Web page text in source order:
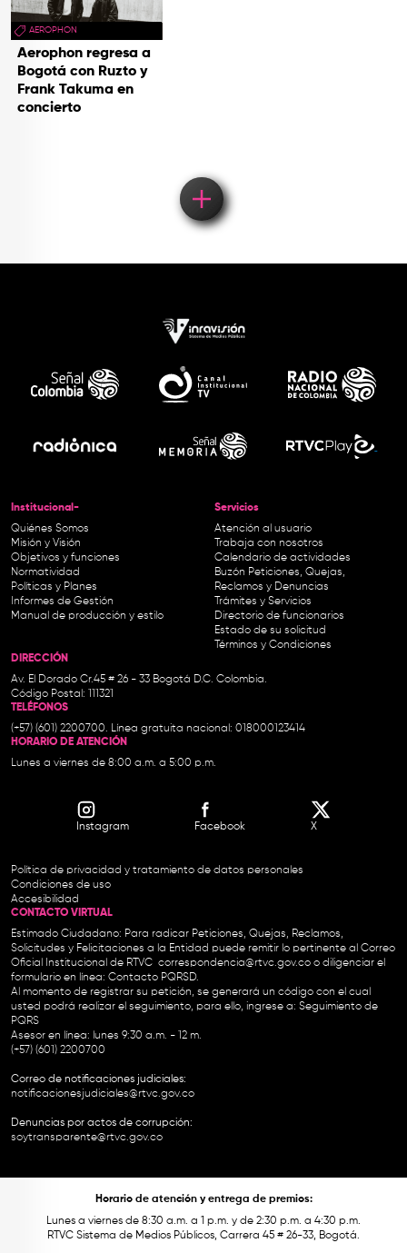
AEROPHON
Aerophon regresa a
Bogotá con Ruzto y
Frank Takuma en
concierto
Institucional-
Quiénes Somos
Misión y Visión
Objetivos y funciones
Normatividad
Políticas y Planes
Informes de Gestión
Manual de producción y estilo
Servicios
Atención al usuario
Trabaja con nosotros
Calendario de actividades
Buzón Peticiones, Quejas,
Reclamos y Denuncias
Trámites y Servicios
Directorio de funcionarios
Estado de su solicitud
Términos y Condiciones
DIRECCIÓN
Av. El Dorado Cr.45 # 26 - 33 Bogotá D.C. Colombia.
Código Postal: 111321
TELÉFONOS
(+57) (601) 2200700. Línea gratuita nacional: 018000123414
HORARIO DE ATENCIÓN
Lunes a viernes de 8:00 a.m. a 5:00 p.m.
Instagram Facebook X
Política de privacidad y tratamiento de datos personales
Condiciones de uso
Accesibilidad
CONTACTO VIRTUAL
Estimado Ciudadano: Para radicar Peticiones, Quejas, Reclamos,
Solicitudes y Felicitaciones a la Entidad puede remitir lo pertinente al Correo
Oficial Institucional de RTVC correspondencia@rtvc.gov.co o diligenciar el
formulario en línea: Contacto PQRSD.
Al momento de registrar su petición, se generará un código con el cual
usted podrá realizar el seguimiento, para ello, ingrese a: Seguimiento de
PQRS
Asesor en línea: lunes 9:30 a.m. - 12 m.
(+57) (601) 2200700
Correo de notificaciones judiciales:
notificacionesjudiciales@rtvc.gov.co
Denuncias por actos de corrupción:
soytransparente@rtvc.gov.co
Horario de atención y entrega de premios:
Lunes a viernes de 8:30 a.m. a 1 p.m. y de 2:30 p.m. a 4:30 p.m.
RTVC Sistema de Medios Públicos, Carrera 45 # 26-33, Bogotá.